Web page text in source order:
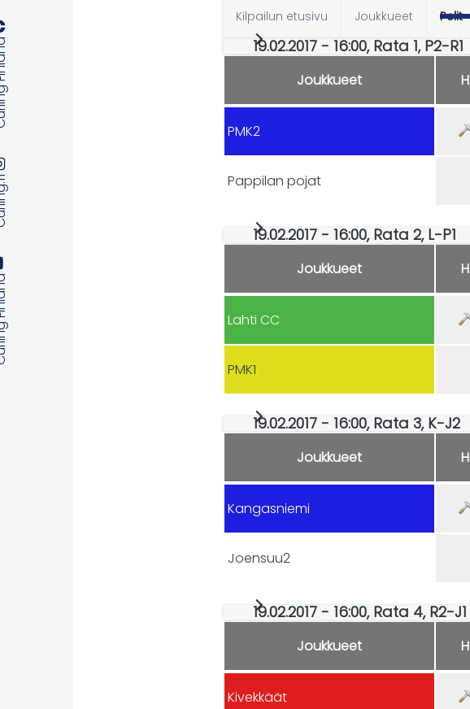
Ensisijaiset
välilehdet
Kilpailun etusivu Joukkueet Pelit
19.02.2017 - 16:00, Rata 1, P2-R1
Joukkueet H
PMK2
Pappilan pojat
19.02.2017 - 16:00, Rata 2, L-P1
Joukkueet H
Lahti CC
PMK1
19.02.2017 - 16:00, Rata 3, K-J2
Joukkueet H
Kangasniemi
Joensuu2
19.02.2017 - 16:00, Rata 4, R2-J1
Joukkueet H
Kivekkäät